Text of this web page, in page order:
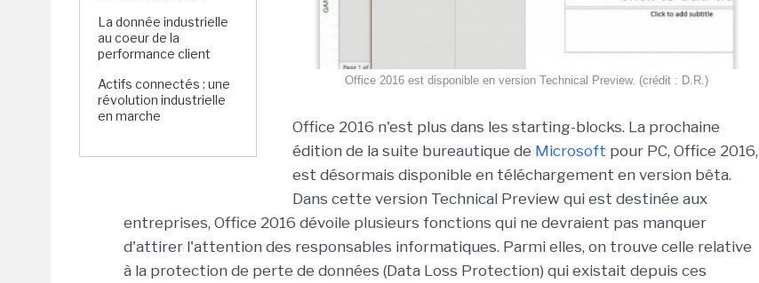
La donnée industrielle
au coeur de la
performance client
Actifs connectés : une
révolution industrielle
en marche
Office 2016 est disponible en version Technical Preview. (crédit : D.R.)
Office 2016 n'est plus dans les starting-blocks. La prochaine
édition de la suite bureautique de Microsoft pour PC, Office 2016,
est désormais disponible en téléchargement en version bêta.
Dans cette version Technical Preview qui est destinée aux
entreprises, Office 2016 dévoile plusieurs fonctions qui ne devraient pas manquer
d'attirer l'attention des responsables informatiques. Parmi elles, on trouve celle relative
à la protection de perte de données (Data Loss Protection) qui existait depuis ces